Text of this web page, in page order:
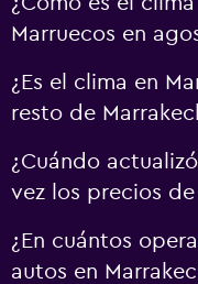
Marruecos en
¿Es el clima en
resto de
¿Cuándo
vez los precios
¿En cuántos
autos en